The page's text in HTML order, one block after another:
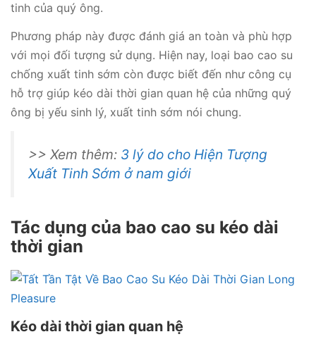
tinh của quý ông.
Phương pháp này được đánh giá an toàn và phù hợp
với mọi đối tượng sử dụng. Hiện nay, loại bao cao su
chống xuất tinh sớm còn được biết đến như công cụ
hỗ trợ giúp kéo dài thời gian quan hệ của những quý
ông bị yếu sinh lý, xuất tinh sớm nói chung.
>> Xem thêm: 3 lý do cho Hiện Tượng
Xuất Tinh Sớm ở nam giới
Tác dụng của bao cao su kéo dài
thời gian
Kéo dài thời gian quan hệ